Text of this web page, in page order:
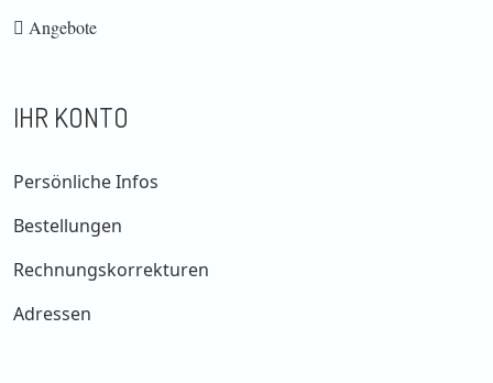
Angebote
IHR KONTO
Persönliche Infos
Bestellungen
Rechnungskorrekturen
Adressen